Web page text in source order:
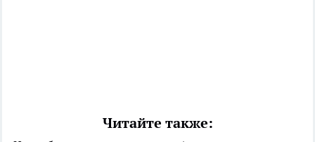
Читайте также: